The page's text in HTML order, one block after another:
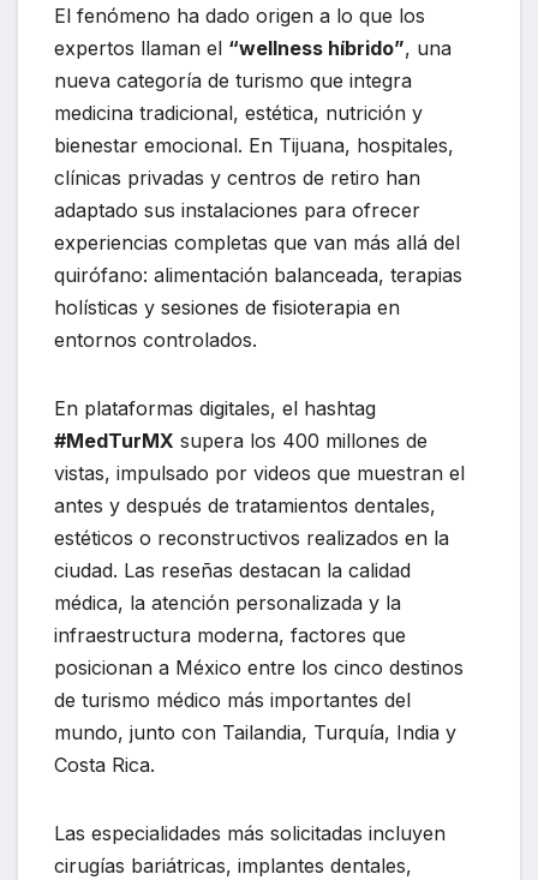
El fenómeno ha dado origen a lo que los
expertos llaman el “wellness híbrido”, una
nueva categoría de turismo que integra
medicina tradicional, estética, nutrición y
bienestar emocional. En Tijuana, hospitales,
clínicas privadas y centros de retiro han
adaptado sus instalaciones para ofrecer
experiencias completas que van más allá del
quirófano: alimentación balanceada, terapias
holísticas y sesiones de fisioterapia en
entornos controlados.
En plataformas digitales, el hashtag
#MedTurMX supera los 400 millones de
vistas, impulsado por videos que muestran el
antes y después de tratamientos dentales,
estéticos o reconstructivos realizados en la
ciudad. Las reseñas destacan la calidad
médica, la atención personalizada y la
infraestructura moderna, factores que
posicionan a México entre los cinco destinos
de turismo médico más importantes del
mundo, junto con Tailandia, Turquía, India y
Costa Rica.
Las especialidades más solicitadas incluyen
cirugías bariátricas, implantes dentales,